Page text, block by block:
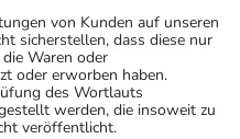
von Kunden auf unseren
sicherstellen, dass diese nur
Waren oder
oder erworben haben.
des Wortlauts
werden, die insoweit zu
veröffentlicht.